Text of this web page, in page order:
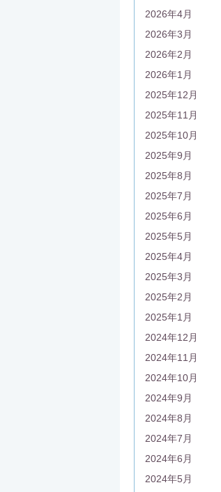
2026年4月
2026年3月
2026年2月
2026年1月
2025年12月
2025年11月
2025年10月
2025年9月
2025年8月
2025年7月
2025年6月
2025年5月
2025年4月
2025年3月
2025年2月
2025年1月
2024年12月
2024年11月
2024年10月
2024年9月
2024年8月
2024年7月
2024年6月
2024年5月